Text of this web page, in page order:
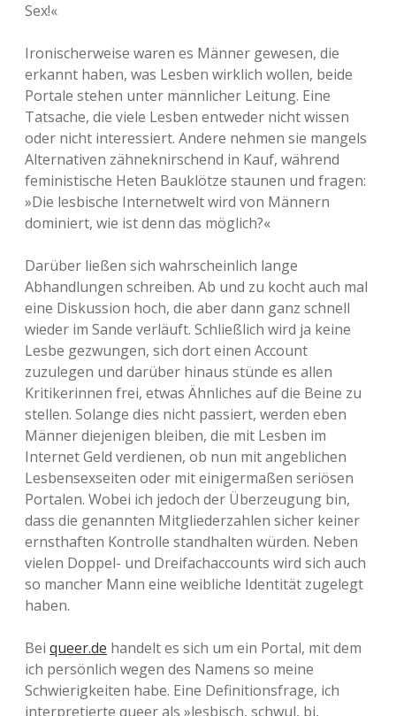
Sex!«
Ironischerweise waren es Männer gewesen, die
erkannt haben, was Lesben wirklich wollen, beide
Portale stehen unter männlicher Leitung. Eine
Tatsache, die viele Lesben entweder nicht wissen
oder nicht interessiert. Andere nehmen sie mangels
Alternativen zähneknirschend in Kauf, während
feministische Heten Bauklötze staunen und fragen:
»Die lesbische Internetwelt wird von Männern
dominiert, wie ist denn das möglich?«
Darüber ließen sich wahrscheinlich lange
Abhandlungen schreiben. Ab und zu kocht auch mal
eine Diskussion hoch, die aber dann ganz schnell
wieder im Sande verläuft. Schließlich wird ja keine
Lesbe gezwungen, sich dort einen Account
zuzulegen und darüber hinaus stünde es allen
Kritikerinnen frei, etwas Ähnliches auf die Beine zu
stellen. Solange dies nicht passiert, werden eben
Männer diejenigen bleiben, die mit Lesben im
Internet Geld verdienen, ob nun mit angeblichen
Lesbensexseiten oder mit einigermaßen seriösen
Portalen. Wobei ich jedoch der Überzeugung bin,
dass die genannten Mitgliederzahlen sicher keiner
ernsthaften Kontrolle standhalten würden. Neben
vielen Doppel- und Dreifachaccounts wird sich auch
so mancher Mann eine weibliche Identität zugelegt
haben.
Bei queer.de handelt es sich um ein Portal, mit dem
ich persönlich wegen des Namens so meine
Schwierigkeiten habe. Eine Definitionsfrage, ich
interpretierte queer als »lesbisch, schwul, bi,